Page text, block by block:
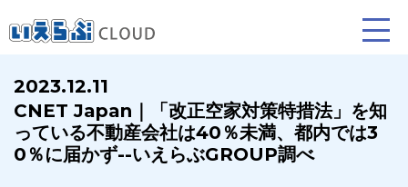
賃貸仲介
業務向け機能
売買仲介
業務向け機能
賃貸管理
業務向け機能
2023.12.11
CNET Japan｜「改正空家対策特措法」を知
っている不動産会社は40％未満、都内では3
0％に届かず--いえらぶGROUP調べ